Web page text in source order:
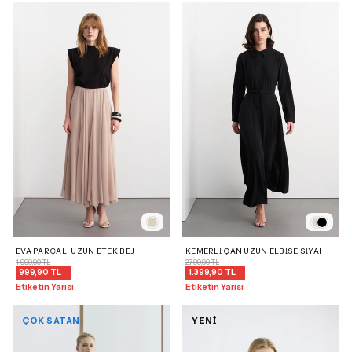
EVA PARÇALI UZUN ETEK BEJ
1.999,90 TL
999,90 TL
Etiketin Yarısı
KEMERLI ÇAN UZUN ELBISE SIYAH
2.799,90 TL
1.399,90 TL
Etiketin Yarısı
ÇOK SATAN YENİ